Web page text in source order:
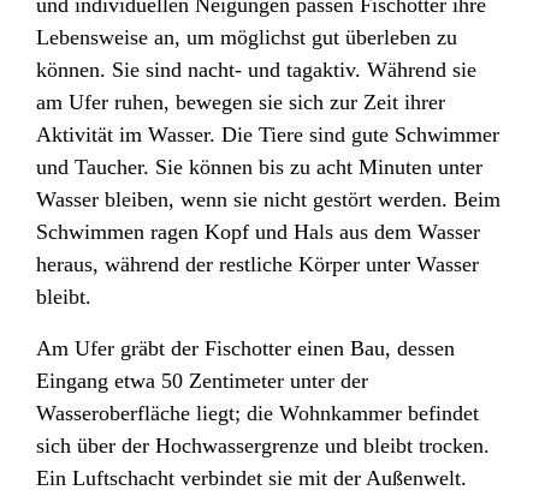
Lebensweise an, um möglichst gut überleben zu
können. Sie sind nacht- und tagaktiv. Während sie
am Ufer ruhen, bewegen sie sich zur Zeit ihrer
Aktivität im Wasser. Die Tiere sind gute Schwimmer
und Taucher. Sie können bis zu acht Minuten unter
Wasser bleiben, wenn sie nicht gestört werden. Beim
Schwimmen ragen Kopf und Hals aus dem Wasser
heraus, während der restliche Körper unter Wasser
bleibt.
Am Ufer gräbt der Fischotter einen Bau, dessen
Eingang etwa 50 Zentimeter unter der
Wasseroberfläche liegt; die Wohnkammer befindet
sich über der Hochwassergrenze und bleibt trocken.
Ein Luftschacht verbindet sie mit der Außenwelt.